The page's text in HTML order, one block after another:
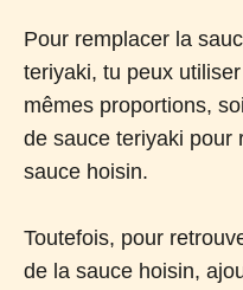
Pour remplacer la
teriyaki, tu peux
mêmes proportions,
de sauce teriyaki
sauce hoisin.
Toutefois, pour
de la sauce hoisin,